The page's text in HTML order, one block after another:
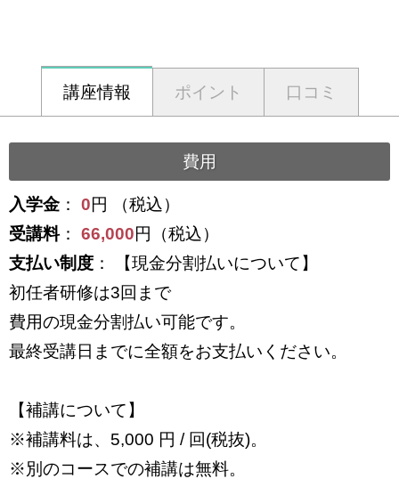
講座情報 ポイント 口コミ
費用
入学金 ： 0円 （税込）
受講料： 66,000円（税込）
支払い制度 ： 【現金分割払いについて】
初任者研修は3回まで
費用の現金分割払い可能です。
最終受講日までに全額をお支払いください。
【補講について】
※補講料は、5,000 円 / 回(税抜)。
※別のコースでの補講は無料。